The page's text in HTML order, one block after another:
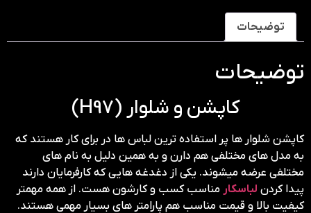
توضیحات
توضیحات
کاپشن و شلوار (H97)
کاپشن شلوار ها پر استفاده ترین لباس ها در برای کار هستند که
به مدل های مختلفی هم دارن و به همین دلیل به نام های
مختلفی عرضه میشوند. یکی از دغدغه هایی که کارفرمایان دارند
پیدا کردن لباسکار مناسب کسب و کارشون هست. از همه مهمتر
کیفیت بالا و قیمت مناسب هم پارامتر های بسیار مهمی هستند.